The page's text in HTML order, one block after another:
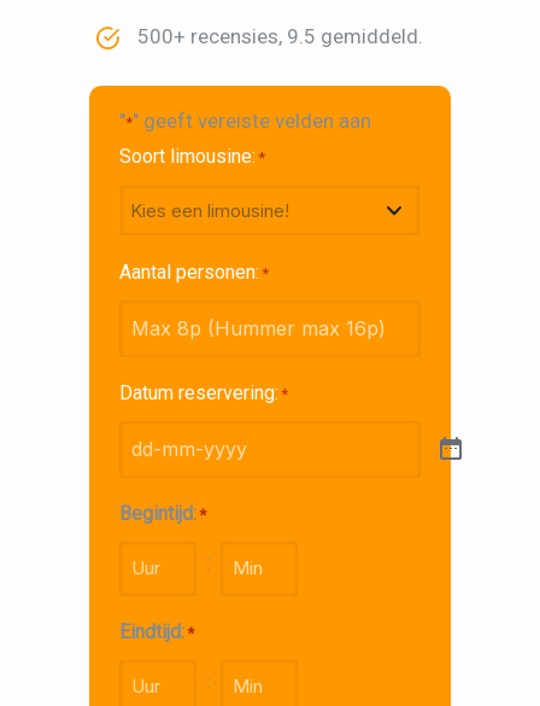
500+ recensies, 9.5 gemiddeld.
"*" geeft vereiste velden aan
Soort limousine: *
Aantal personen: *
Datum reservering: *
Begintijd: *
UU
:
Eindtijd: *
: